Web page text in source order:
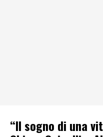
“Il sogno di una